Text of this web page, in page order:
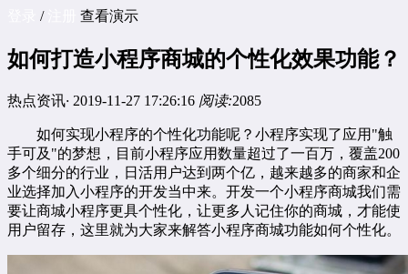
/注册 查看演示
如何打造小程序商城的个性化效果功能？
热点资讯· 2019-11-27 17:26:16 阅读:2085
如何实现小程序的个性化功能呢？小程序实现了应用"触
手可及"的梦想，目前小程序应用数量超过了一百万，覆盖200
多个细分的行业，日活用户达到两个亿，越来越多的商家和企
业选择加入小程序的开发当中来。开发一个小程序商城我们需
要让商城小程序更具个性化，让更多人记住你的商城，才能使
用户留存，这里就为大家来解答小程序商城功能如何个性化。